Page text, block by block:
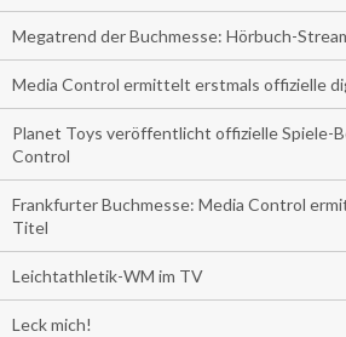
Megatrend der Buchmesse: Hörbuch-
Media Control ermittelt erstmals offizielle
Planet Toys veröffentlicht offizielle Spiele-
Control
Frankfurter Buchmesse: Media Control
Titel
Leichtathletik-WM im TV
Leck mich!